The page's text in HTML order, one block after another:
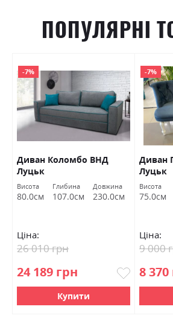
ПОПУЛЯРНІ
-7%
Диван Коломбо ВНД
Луцьк
Висота
80.0см
Глибина
107.0см
Довжина
230.0см
Ціна:
24 189 грн
26 010 грн
Купити
-7%
Диван
Луцьк
Висота
75.0см
Ціна:
8 370
9 000